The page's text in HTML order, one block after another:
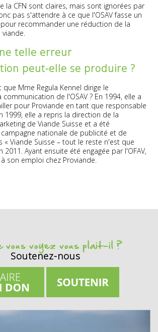
la CFN sont claires, mais sont ignorées par
pas s'attendre à ce que l'OSAV fasse un
recommander une réduction de la
telle erreur
peut-elle se produire ?
Mme Regula Kennel dirige le
de l'OSAV ? En 1994, elle a
pour Proviande en tant que responsable
1999, elle a repris la direction de la
de Viande Suisse et a été
nationale de publicité et de
« Viande Suisse – tout le reste n'est que
2011. Ayant ensuite été engagée par l'OFAV,
son emploi chez Proviande.
vous voyez vous plait-il ?
Soutenez-nous